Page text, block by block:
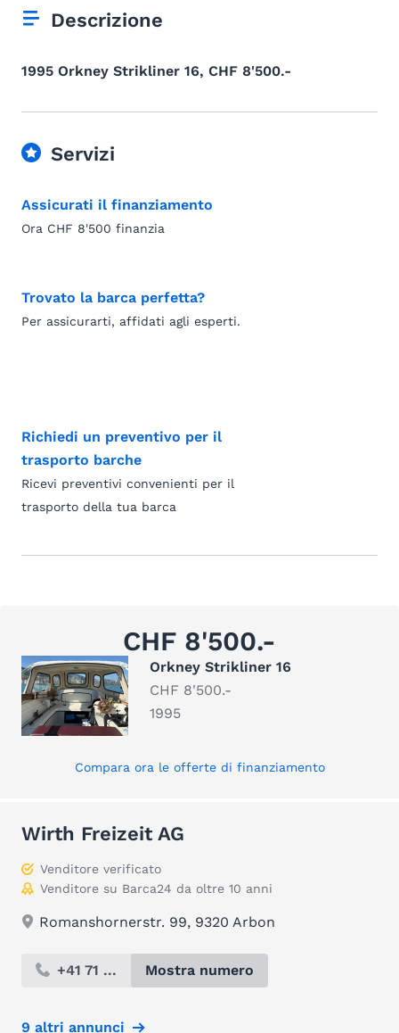
Descrizione
1995 Orkney Strikliner 16, CHF 8'500.-
Servizi
Assicurati il finanziamento
Ora CHF 8'500 finanzia
Trovato la barca perfetta?
Per assicurarti, affidati agli esperti.
Richiedi un preventivo per il
trasporto barche
Ricevi preventivi convenienti per il
trasporto della tua barca
CHF 8'500.-
Orkney Strikliner 16
CHF 8'500.-
1995
Compara ora le offerte di finanziamento
Wirth Freizeit AG
Venditore verificato
Venditore su Barca24 da oltre 10 anni
Romanshornerstr. 99, 9320 Arbon
+41 71 ... Mostra numero
9 altri annunci